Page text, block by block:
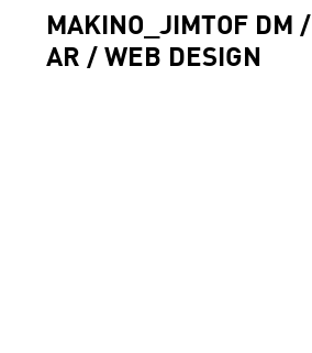
MAKINO_JIMTOF DM /
AR / WEB DESIGN